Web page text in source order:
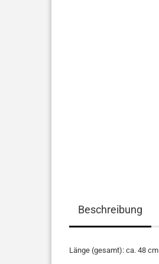
Beschreibung
Länge (gesamt): ca. 48 cm